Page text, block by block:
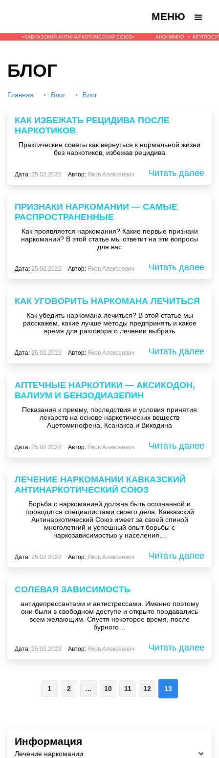
МЕНЮ
«КАВКАЗСКИЙ АНТИНАРКОТИЧЕСКИЙ СОЮЗ» АНОНИМНО •
БЛОГ
Главная • Блог • Блог
Информация
Лечение наркомании
КАК ИЗБЕЖАТЬ РЕЦИДИВА ПОСЛЕ
НАРКОТИКОВ
Практические советы как вернуться к нормальной жизни
без наркотиков, избежав рецидива
Читать далее
Дата: 25.02.2022 Автор: Яков Алексеевич
ПРИЗНАКИ НАРКОМАНИИ — САМЫЕ
РАСПРОСТРАНЕННЫЕ
Как проявляется наркомания? Какие первые признаки
наркомании? В этой статье мы ответит на эти вопросы
для вас
Читать далее
Дата: 25.02.2022 Автор: Яков Алексеевич
КАК УГОВОРИТЬ НАРКОМАНА ЛЕЧИТЬСЯ
Как убедить наркомана лечиться? В этой статье мы
расскажем, какие лучше методы предпринять и какое
время для разговора о лечении выбрать
Читать далее
Дата: 25.02.2022 Автор: Яков Алексеевич
АПТЕЧНЫЕ НАРКОТИКИ — АКСИКОДОН,
ВАЛИУМ И БЕНЗОДИАЗЕПИН
Показания к приему, последствия и условия принятия
лекарств на основе наркотических веществ
Ацетоминофена, Ксанакса и Викодина
Читать далее
Дата: 25.02.2022 Автор: Яков Алексеевич
ЛЕЧЕНИЕ НАРКОМАНИИ КАВКАЗСКИЙ
АНТИНАРКОТИЧЕСКИЙ СОЮЗ
Борьба с наркоманией должна быть осознанной и
проводится специалистами своего дела. Кавказский
Антинаркотический Союз имеет за своей спиной
многолетний и успешный опыт борьбы с
наркозависимостью у населения…
Читать далее
Дата: 25.02.2022 Автор: Яков Алексеевич
СОЛЕВАЯ ЗАВИСИМОСТЬ
антидепрессантами и антистрессами. Именно поэтому
они были в свободном доступе и открыто продавались
всем желающим. Спустя некоторое время, после
бурного…
Читать далее
Дата: 25.02.2022 Автор: Яков Алексеевич
1 2 … 10 11 12 13